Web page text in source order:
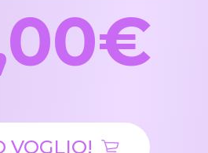
VOGLIO!